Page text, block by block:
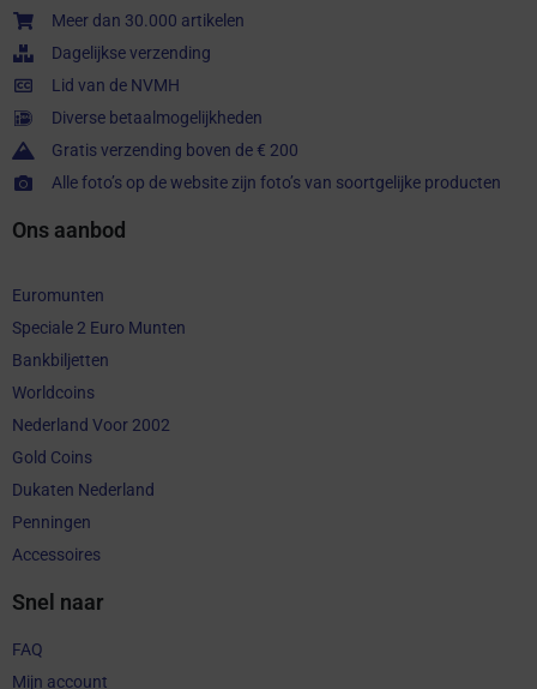
Meer dan 30.000 artikelen
Dagelijkse verzending
Lid van de NVMH
Diverse betaalmogelijkheden
Gratis verzending boven de € 200
Alle foto’s op de website zijn foto’s van soortgelijke producten
Ons aanbod
Euromunten
Speciale 2 Euro Munten
Bankbiljetten
Worldcoins
Nederland Voor 2002
Gold Coins
Dukaten Nederland
Penningen
Accessoires
Snel naar
FAQ
Mijn account